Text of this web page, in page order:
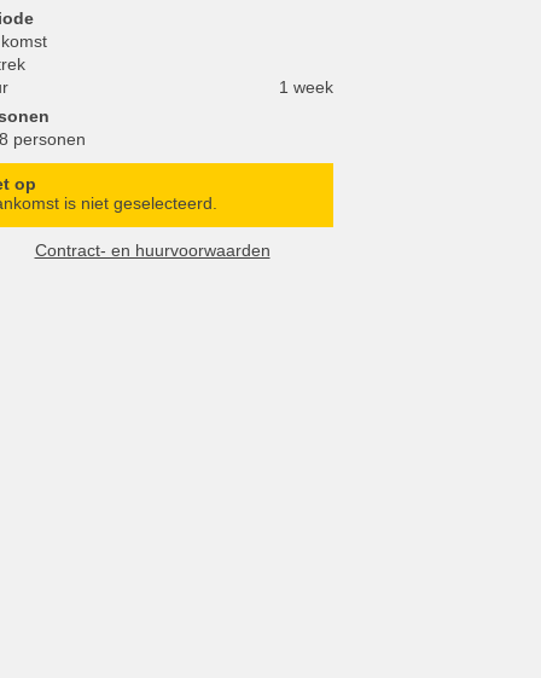
1 week
personen
op
is niet geselecteerd.
Contract- en huurvoorwaarden